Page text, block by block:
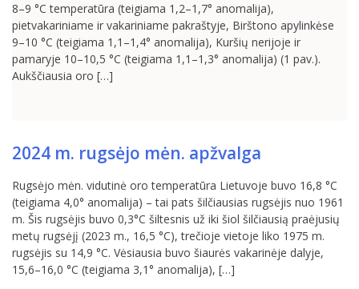
8–9 °C temperatūra (teigiama 1,2–1,7° anomalija),
pietvakariniame ir vakariniame pakraštyje, Birštono apylinkėse
9–10 °C (teigiama 1,1–1,4° anomalija), Kuršių nerijoje ir
pamaryje 10–10,5 °C (teigiama 1,1–1,3° anomalija) (1 pav.).
Aukščiausia oro […]
2024 m. rugsėjo mėn. apžvalga
Rugsėjo mėn. vidutinė oro temperatūra Lietuvoje buvo 16,8 °C
(teigiama 4,0° anomalija) – tai pats šilčiausias rugsėjis nuo 1961
m. Šis rugsėjis buvo 0,3°C šiltesnis už iki šiol šilčiausią praėjusių
metų rugsėjį (2023 m., 16,5 °C), trečioje vietoje liko 1975 m.
rugsėjis su 14,9 °C. Vėsiausia buvo šiaurės vakarinėje dalyje,
15,6–16,0 °C (teigiama 3,1° anomalija), […]